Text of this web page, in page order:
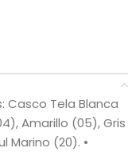
Casco Tela Blanca
Amarillo (05), Gris
Marino (20). •